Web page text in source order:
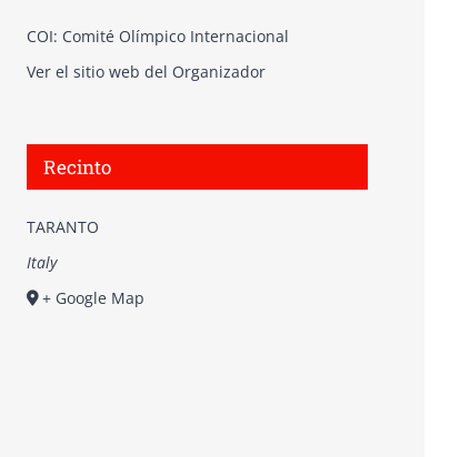
COI: Comité Olímpico Internacional
Ver el sitio web del Organizador
Recinto
TARANTO
Italy
+ Google Map